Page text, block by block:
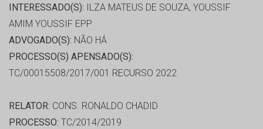
INTERESSADO(S): ILZA MATEUS DE SOUZA, YOUSSIF
AMIM YOUSSIF EPP
ADVOGADO(S): NÃO HÁ
PROCESSO(S) APENSADO(S):
TC/00015508/2017/001 RECURSO 2022
RELATOR: CONS. RONALDO CHADID
PROCESSO: TC/2014/2019